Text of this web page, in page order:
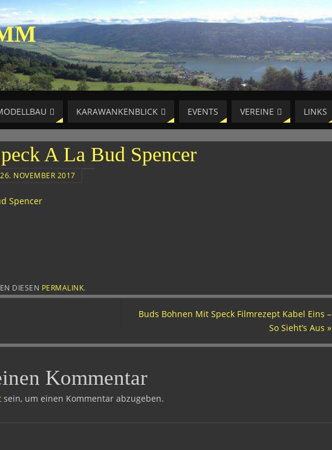
KARAWANKENBLICK EVENTS VEREINE LINKS
A La Bud Spencer
26. NOVEMBER 2017
DIESEN PERMALINK.
Buds Bohnen Mit Speck Filmrezept Kabel Eins –
So Sieht’s Aus »
Kommentar
sein, um einen Kommentar abzugeben.